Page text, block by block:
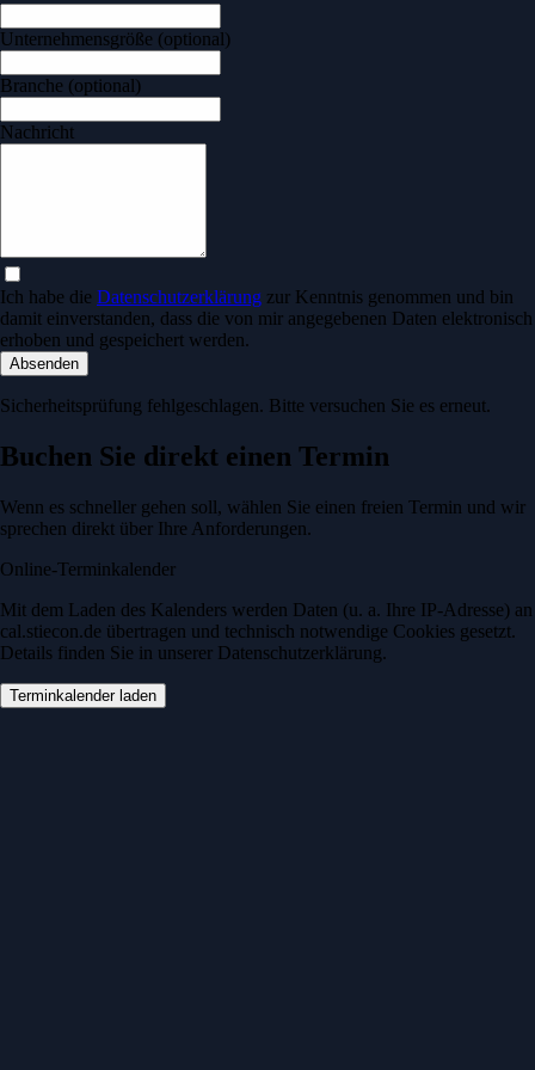
Unternehmensgröße (optional)
Branche (optional)
Nachricht
Ich habe die Datenschutzerklärung zur Kenntnis genommen und bin
damit einverstanden, dass die von mir angegebenen Daten elektronisch
erhoben und gespeichert werden.
Absenden
Sicherheitsprüfung fehlgeschlagen. Bitte versuchen Sie es erneut.
Buchen Sie direkt einen Termin
Wenn es schneller gehen soll, wählen Sie einen freien Termin und wir
sprechen direkt über Ihre Anforderungen.
Online-Terminkalender
Mit dem Laden des Kalenders werden Daten (u. a. Ihre IP-Adresse) an
cal.stiecon.de übertragen und technisch notwendige Cookies gesetzt.
Details finden Sie in unserer Datenschutzerklärung.
Terminkalender laden